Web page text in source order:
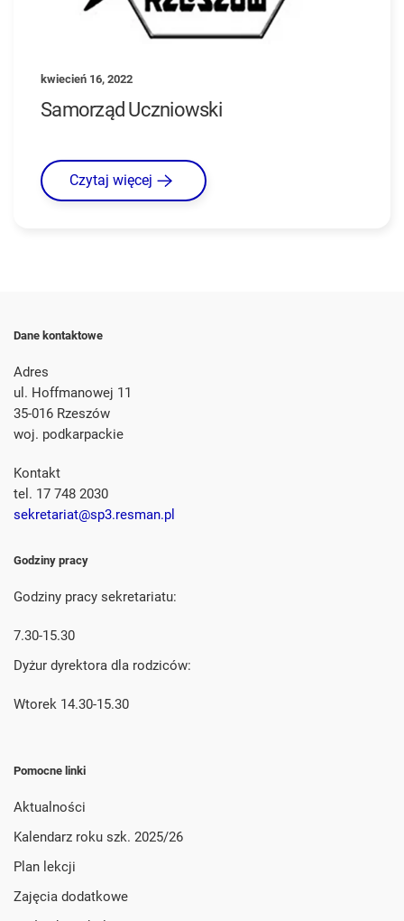
kwiecień 16, 2022
Samorząd Uczniowski
Czytaj więcej
Dane kontaktowe
Adres
ul. Hoffmanowej 11
35-016 Rzeszów
woj. podkarpackie
Kontakt
tel. 17 748 2030
sekretariat@sp3.resman.pl
Godziny pracy
Godziny pracy sekretariatu:
7.30-15.30
Dyżur dyrektora dla rodziców:
Wtorek 14.30-15.30
Pomocne linki
Aktualności
Kalendarz roku szk. 2025/26
Plan lekcji
Zajęcia dodatkowe